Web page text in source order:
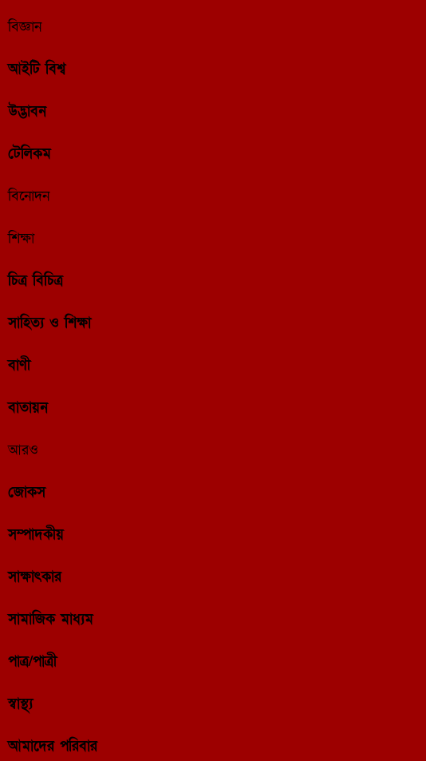
বিজ্ঞান
আইটি বিশ্ব
উদ্ভাবন
টেলিকম
বিনোদন
শিক্ষা
চিত্র বিচিত্র
সাহিত্য ও শিক্ষা
বাণী
বাতায়ন
আরও
জোকস
সম্পাদকীয়
সাক্ষাৎকার
সামাজিক মাধ্যম
পাত্র/পাত্রী
স্বাস্থ্য
আমাদের পরিবার